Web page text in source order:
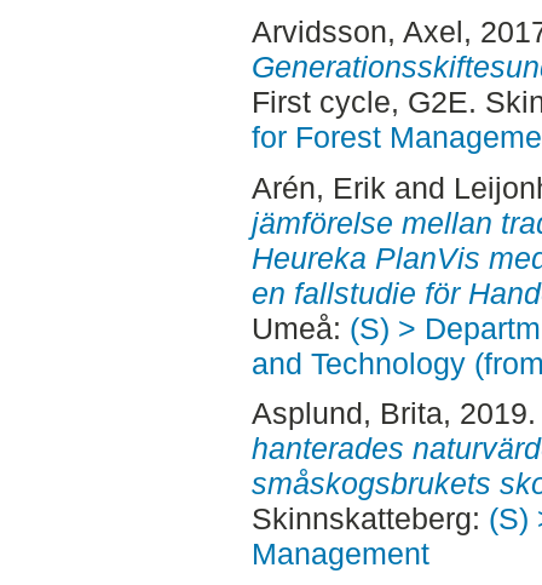
Arvidsson, Axel,
First cycle, G2E.
for Forest
Arén, Erik and
jämförelse mellan
Heureka PlanVis
en fallstudie för
Umeå: (S) >
and Technology
Asplund, Brita,
hanterades
småskogsbrukets
Skinnskatteberg: (S)
Management